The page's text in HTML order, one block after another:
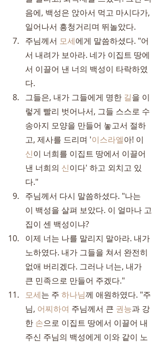
음에, 백성은 앉아서 먹고 마시다가,
일어나서 흥청거리며 뛰놀았다.
주님께서 모세에게 말씀하셨다. "어
서 내려가 보아라. 네가 이집트 땅에
서 이끌어 낸 너의 백성이 타락하였
다.
그들은, 내가 그들에게 명한 길을 이
렇게 빨리 벗어나서, 그들 스스로 수
송아지 모양을 만들어 놓고서 절하
고, 제사를 드리며 '이스라엘아! 이
신이 너희를 이집트 땅에서 이끌어
낸 너희의 신이다' 하고 외치고 있
다."
주님께서 다시 말씀하셨다. "나는
이 백성을 살펴 보았다. 이 얼마나 고
집이 센 백성이냐?
이제 너는 나를 말리지 말아라. 내가
노하였다. 내가 그들을 쳐서 완전히
없애 버리겠다. 그러나 너는, 내가
큰 민족으로 만들어 주겠다."
모세는 주 하나님께 애원하였다. "주
님, 어찌하여 주님께서 큰 권능과 강
한 손으로 이집트 땅에서 이끌어 내
주신 주님의 백성에게 이와 같이 노